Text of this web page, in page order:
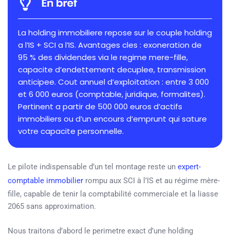
La holding immobiliere repose sur le couple holding
a l’IS + SCI a l’IS. Avantages cles : exoneration de
95 % des dividendes via le regime mere-fille,
capacite d’endettement decuplee, transmission
anticipee. Cout annuel d’exploitation : entre 3 000
et 6 000 euros (comptable, juridique, formalites).
Pertinent a partir de 500 000 euros d’actifs
immobiliers ou d’un encours d’emprunt qui sature
votre capacite personnelle.
Le pilote indispensable d’un tel montage reste un expert-
comptable immobilier rompu aux SCI à l’IS et au régime mère-
fille, capable de tenir la comptabilité commerciale et la liasse
2065 sans approximation.
Nous traitons d’abord le perimetre exact d’une holding